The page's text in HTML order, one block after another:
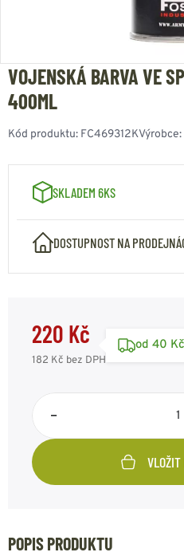
VOJENSKÁ BARVA VE
400ML
Kód produktu: FC469312KVýrobce:
SKLADEM 6KS
DOSTUPNOST NA
220 Kč
182 Kč bez DPH
od 40
–
VLOŽIT
POPIS PRODUKTU